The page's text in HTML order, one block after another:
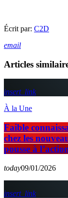
Écrit par: C2D
email
Articles
insert_link
À la Une
Faible
chez les
pousse à
today09/01/2026
insert_link